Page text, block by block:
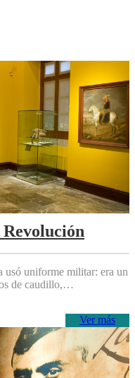
usó uniforme militar: era un
de caudillo,…
Ver más